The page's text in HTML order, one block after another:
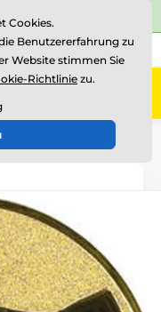
auf
+43 676 361 37 22
Cookies.
Benutzererfahrung zu
Website stimmen Sie
Richtlinie zu.